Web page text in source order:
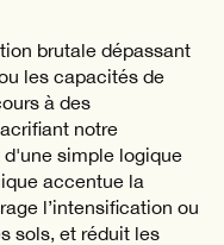
brutale dépassant
les capacités de
à des
notre
simple logique
accentue la
l’intensification ou
sols, et réduit les